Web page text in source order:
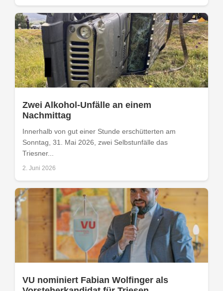
Zwei Alkohol-Unfälle an einem
Nachmittag
Innerhalb von gut einer Stunde erschütterten am
Sonntag, 31. Mai 2026, zwei Selbstunfälle das
Triesner...
2. Juni 2026
VU nominiert Fabian Wolfinger als